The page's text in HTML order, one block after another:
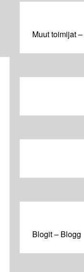
Muut toimijat
Blogit – Blogg